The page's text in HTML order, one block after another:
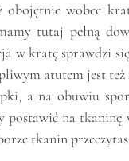
obojętnie wobec
tutaj pełną
w kratę sprawdzi
atutem jest
a na obuwiu
postawić na
tkanin